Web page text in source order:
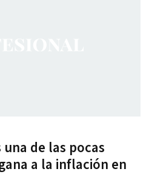
una de las pocas
a la inflación en